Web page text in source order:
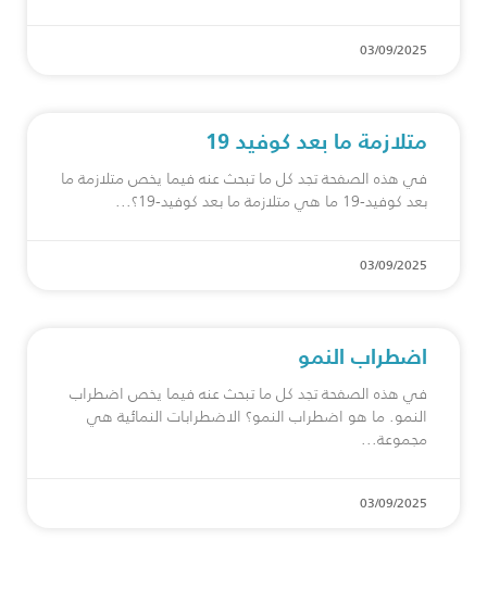
03/09/2025
متلازمة ما بعد كوفيد 19
في هذه الصفحة تجد كل ما تبحث عنه فيما يخص متلازمة ما
بعد كوفيد-19 ما هي متلازمة ما بعد كوفيد-19؟
03/09/2025
اضطراب النمو
في هذه الصفحة تجد كل ما تبحث عنه فيما يخص اضطراب
النمو. ما هو اضطراب النمو؟ الاضطرابات النمائية هي
مجموعة
03/09/2025